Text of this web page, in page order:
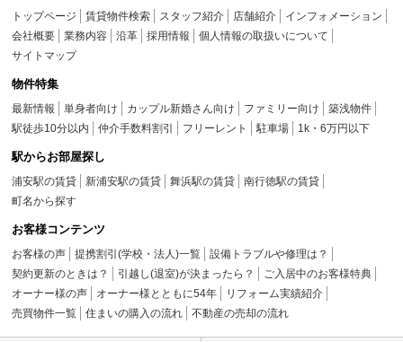
トップページ 賃貸物件検索 スタッフ紹介 店舗紹介
インフォメーション
会社概要
業務内容 沿革 採用情報
個人情報の取扱いについて
サイトマップ
物件特集
最新情報 単身者向け カップル新婚さん向け ファミリー向け
築浅物件
駅徒歩10分以内
仲介手数料割引 フリーレント 駐車場 1k・6万円以下
駅からお部屋探し
浦安駅の賃貸 新浦安駅の賃貸 舞浜駅の賃貸
南行徳駅の賃貸
町名から探す
お客様コンテンツ
お客様の声 提携割引(学校・法人)一覧
設備トラブルや修理は？
契約更新のときは？
引越し(退室)が決まったら？
ご入居中のお客様特典
オーナー様の声
オーナー様とともに54年
リフォーム実績紹介
売買物件一覧
住まいの購入の流れ 不動産の売却の流れ